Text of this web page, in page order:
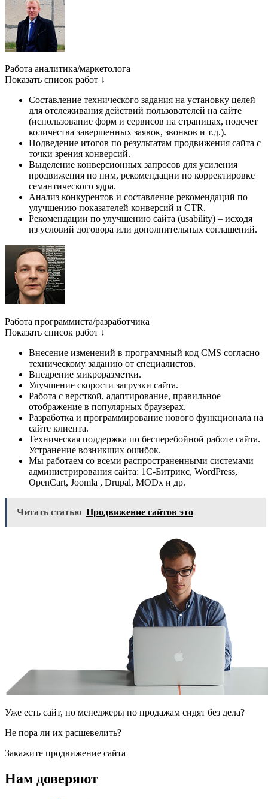
Работа аналитика/маркетолога
Показать список работ ↓
Составление технического задания на установку целей
для отслеживания действий пользователей на сайте
(использование форм и сервисов на страницах, подсчет
количества завершенных заявок, звонков и т.д.).
Подведение итогов по результатам продвижения сайта с
точки зрения конверсий.
Выделение конверсионных запросов для усиления
продвижения по ним, рекомендации по корректировке
семантического ядра.
Анализ конкурентов и составление рекомендаций по
улучшению показателей конверсий и CTR.
Рекомендации по улучшению сайта (usability) – исходя
из условий договора или дополнительных соглашений.
Работа программиста/разработчика
Показать список работ ↓
Внесение изменений в программный код CMS согласно
техническому заданию от специалистов.
Внедрение микроразметки.
Улучшение скорости загрузки сайта.
Работа с версткой, адаптирование, правильное
отображение в популярных браузерах.
Разработка и программирование нового функционала на
сайте клиента.
Техническая поддержка по бесперебойной работе сайта.
Устранение возникших ошибок.
Мы работаем со всеми распространенными системами
администрирования сайта: 1С-Битрикс, WordPress,
OpenCart, Joomla , Drupal, MODx и др.
Читать статью Продвижение сайтов это
Уже есть сайт, но менеджеры по продажам сидят без дела?
Не пора ли их расшевелить?
Закажите продвижение сайта
Нам доверяют